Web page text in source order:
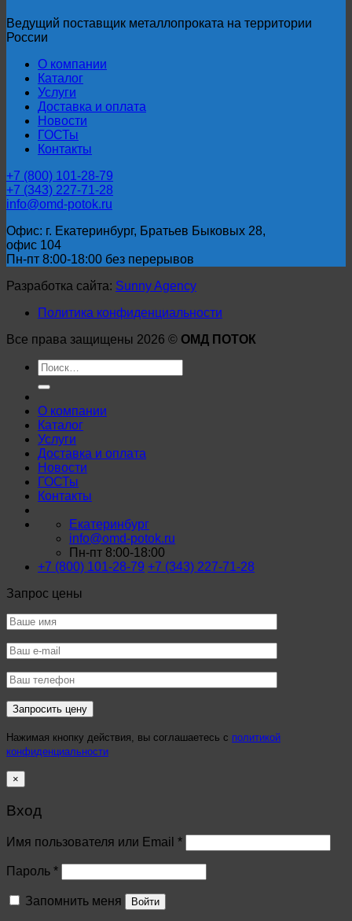
Ведущий поставщик металлопроката на территории
России
О компании
Каталог
Услуги
Доставка и оплата
Новости
ГОСТы
Контакты
+7 (800) 101-28-79
+7 (343) 227-71-28
info@omd-potok.ru
Офис: г. Екатеринбург, Братьев Быковых 28,
офис 104
Пн-пт 8:00-18:00 без перерывов
Разработка сайта: Sunny Agency
Политика конфиденциальности
Все права защищены 2026 © ОМД ПОТОК
Искать:
О компании
Каталог
Услуги
Доставка и оплата
Новости
ГОСТы
Контакты
Екатеринбург
info@omd-potok.ru
Пн-пт 8:00-18:00
+7 (800) 101-28-79 +7 (343) 227-71-28
Запрос цены
Нажимая кнопку действия, вы соглашаетесь с политикой
конфиденциальности
×
Вход
Имя пользователя или Email *
Пароль *
Запомнить меня Войти